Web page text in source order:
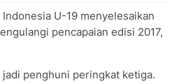
U-19 menyelesaikan
pencapaian edisi 2017,
penghuni peringkat ketiga.